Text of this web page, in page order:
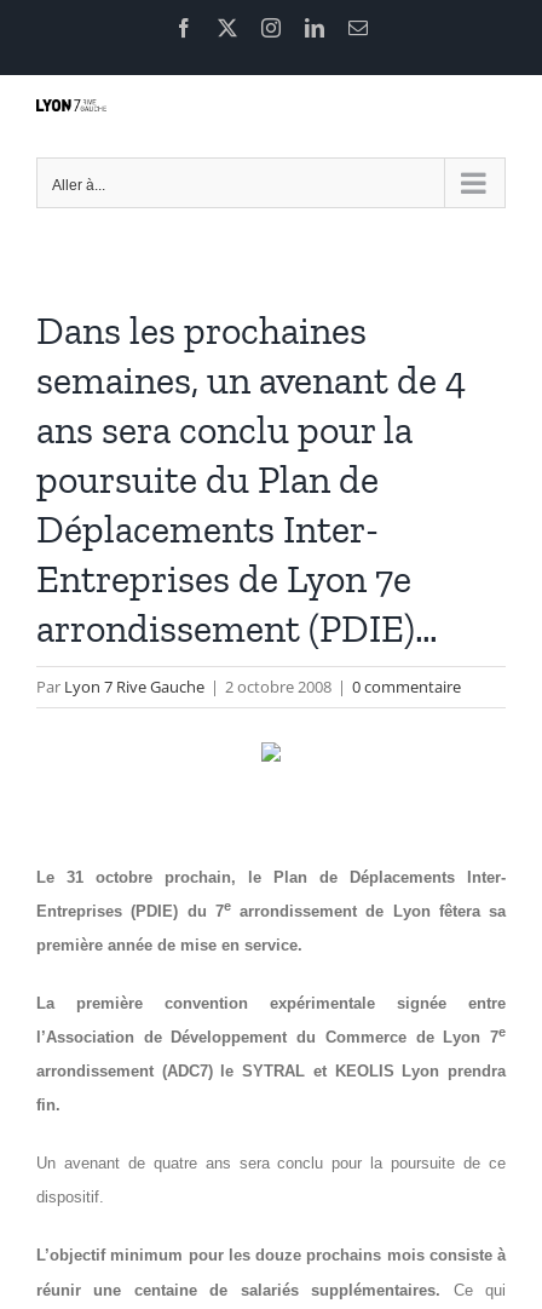
contenu
Facebook InstagramLinkedInEmail
Aller à...
Dans les prochaines
semaines, un avenant de 4
ans sera conclu pour la
poursuite du Plan de
Déplacements Inter-
Entreprises de Lyon 7e
arrondissement (PDIE)…
Par Lyon 7 Rive Gauche | 2 octobre 2008 | 0 commentaire
Le 31 octobre prochain, le Plan de Déplacements Inter-
Entreprises (PDIE) du 7earrondissement de Lyon fêtera sa
première année de mise en service.
La première convention expérimentale signée entre
l’Association de Développement du Commerce de Lyon 7e
arrondissement (ADC7) le SYTRAL et KEOLIS Lyon prendra
fin.
Un avenant de quatre ans sera conclu pour la poursuite de ce
dispositif.
L’objectif minimum pour les douze prochains mois consiste à
réunir une centaine de salariés supplémentaires. Ce qui